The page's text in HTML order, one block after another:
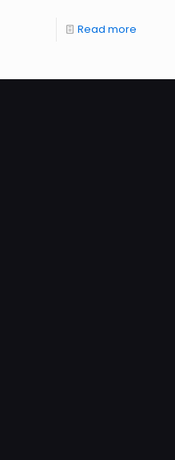
Read more